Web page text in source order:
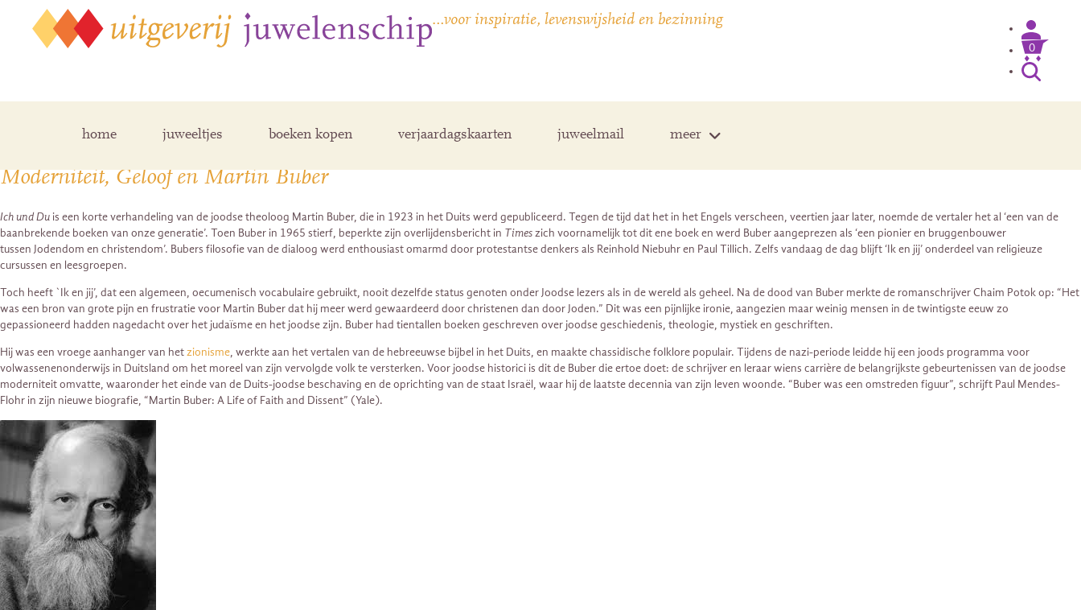
…voor inspiratie, levenswijsheid en bezinning
0
home juweeltjes boeken kopen verjaardagskaarten juweelmail meer
Posts Tagged ‘zionisme’
Moderniteit, Geloof en Martin Buber
Ich und Du is een korte verhandeling van de joodse theoloog Martin Buber, die in 1923 in het Duits werd gepubliceerd. Tegen de tijd dat het in het Engels verscheen, veertien jaar later, noemde de vertaler het al ‘een van de
baanbrekende boeken van onze generatie’. Toen Buber in 1965 stierf, beperkte zijn overlijdensbericht in Timeszich voornamelijk tot dit ene boek en werd Buber aangeprezen als ‘een pionier en bruggenbouwer
tussen Jodendom en christendom’. Bubers filosofie van de dialoog werd enthousiast omarmd door protestantse denkers als Reinhold Niebuhr en Paul Tillich. Zelfs vandaag de dag blijft ‘Ik en jij’ onderdeel van religieuze
cursussen en leesgroepen.
Toch heeft `Ik en jij’, dat een algemeen, oecumenisch vocabulaire gebruikt, nooit dezelfde status genoten onder Joodse lezers als in de wereld als geheel. Na de dood van Buber merkte de romanschrijver Chaim Potok op: “Het
was een bron van grote pijn en frustratie voor Martin Buber dat hij meer werd gewaardeerd door christenen dan door Joden.” Dit was een pijnlijke ironie, aangezien maar weinig mensen in de twintigste eeuw zo
gepassioneerd hadden nagedacht over het judaïsme en het joodse zijn. Buber had tientallen boeken geschreven over joodse geschiedenis, theologie, mystiek en geschriften.
Hij was een vroege aanhanger van hetzionisme, werkte aan het vertalen van de hebreeuwse bijbel in het Duits, en maakte chassidische folklore populair. Tijdens de nazi-periode leidde hij een joods programma voor
volwassenenonderwijs in Duitsland om het moreel van zijn vervolgde volk te versterken. Voor joodse historici is dit de Buber die ertoe doet: de schrijver en leraar wiens carrière de belangrijkste gebeurtenissen van de joodse
moderniteit omvatte, waaronder het einde van de Duits-joodse beschaving en de oprichting van de staat Israël, waar hij de laatste decennia van zijn leven woonde. “Buber was een omstreden figuur”, schrijft Paul Mendes-
Flohr in zijn nieuwe biografie, “Martin Buber: A Life of Faith and Dissent” (Yale).